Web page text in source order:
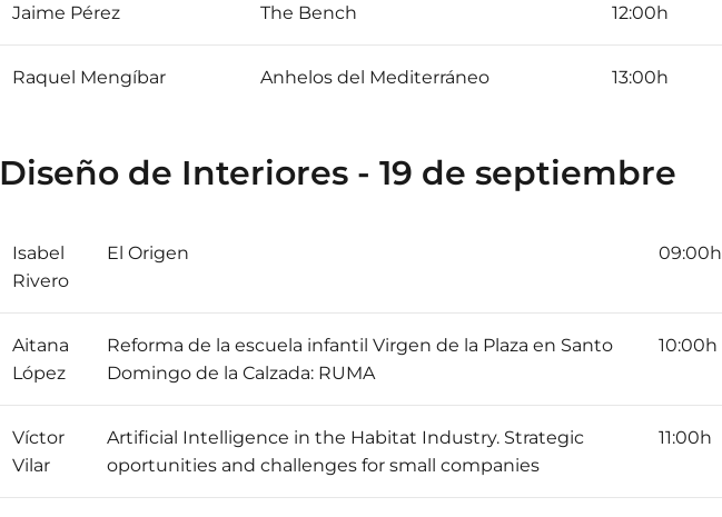
Jaime Pérez The Bench 12:00h
Raquel Mengíbar Anhelos del Mediterráneo 13:00h
Diseño de Interiores - 19 de septiembre
Isabel
Rivero
El Origen 09:00h
Aitana
López
Reforma de la escuela infantil Virgen de la Plaza en Santo
Domingo de la Calzada: RUMA
10:00h
Víctor
Vilar
Artificial Intelligence in the Habitat Industry. Strategic
oportunities and challenges for small companies
11:00h